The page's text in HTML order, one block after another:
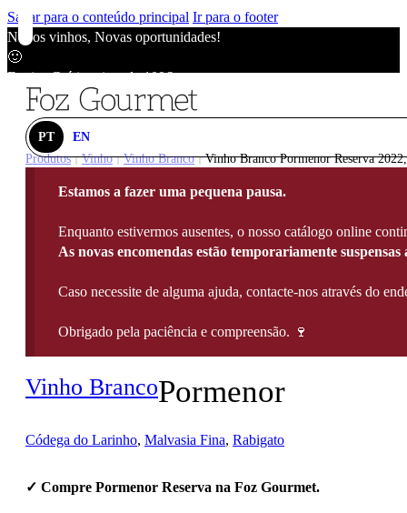
Saltar para o conteúdo principal Ir para o footer
Novos vinhos, Novas oportunidades!
🙂
Envios Grátis acima de 100€
Novos vinhos, Novas oportunidades!
Envios Grátis acima de 100€
Novos vinhos, Novas oportunidades!
Envios Grátis acima de 100€
PT
EN
Produtos | Vinho | Vinho Branco | Vinho Branco Pormenor Reserva
Estamos a fazer uma pequena pausa.
Enquanto estivermos ausentes, o nosso catálogo online
As novas encomendas estão temporariamente suspensas
Caso necessite de alguma ajuda, contacte-nos através do
Obrigado pela paciência e compreensão. 🍷
Vinho BrancoPormenor
Códega do Larinho, Malvasia Fina, Rabigato
✓ Compre Pormenor Reserva na Foz Gourmet.